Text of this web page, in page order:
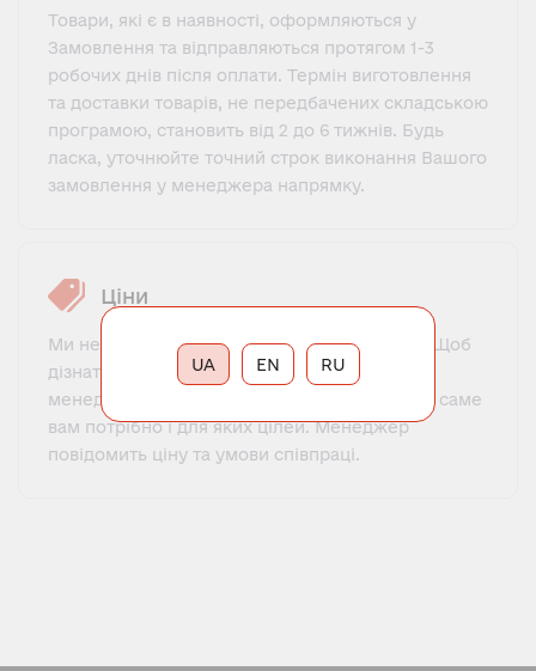
Товари, які є в наявності, оформляються у
Замовлення та відправляються протягом 1-3
робочих днів після оплати. Термін виготовлення
та доставки товарів, не передбачених складською
програмою, становить від 2 до 6 тижнів. Будь
ласка, уточнюйте точний строк виконання Вашого
замовлення у менеджера напрямку.
Ціни
Ми не пропонуємо фіксований прайс-лист. Щоб
дізнатися ціну, потрібно зв'язатися з нашим
менеджером, познайомитися, пояснити, що саме
вам потрібно і для яких цілей. Менеджер
повідомить ціну та умови співпраці.
RU
UA EN